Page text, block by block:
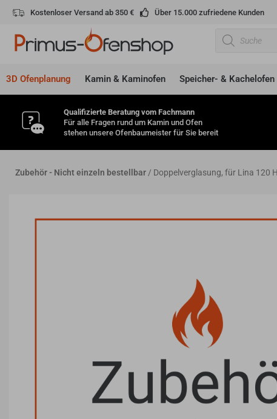
Zum
springen
Kostenloser Versand ab 350 € Über 15.000 zufriedene Kunden
Products
search
3D Ofenplanung Kamin & Kaminofen Speicher- & Kachelofen
Qualifizierte Beratung vom Fachmann
Für alle Fragen rund um Kamin und Ofen
stehen unsere Ofenbaumeister für Sie bereit
Zubehör - Nicht einzeln bestellbar / Doppelverglasung, für Lina 120